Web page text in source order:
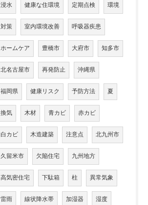
浸水 健康な住環境 定期点検 環境
対策 室内環境改善 呼吸器疾患
ホームケア 豊橋市 大府市 知多市
北名古屋市 再発防止 沖縄県
福岡県 健康リスク 予防方法 夏
換気 木材 青カビ 赤カビ
白カビ 木造建築 注意点 北九州市
久留米市 欠陥住宅 九州地方
高気密住宅 下駄箱 柱 異常気象
雷雨 線状降水帯 加湿器 湿度